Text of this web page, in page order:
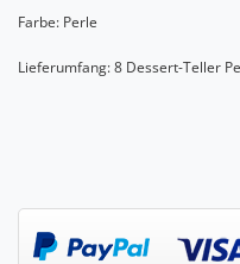
Farbe: Perle
Lieferumfang: 8 Dessert-Teller